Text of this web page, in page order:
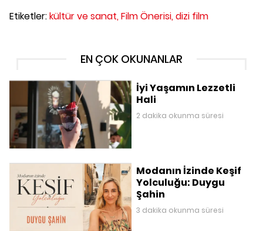
Etiketler:kültür ve sanat,Film Önerisi,dizi film
EN ÇOK OKUNANLAR
İyi Yaşamın Lezzetli
Hali
2 dakika okunma süresi
Modanın İzinde Keşif
Yolculuğu: Duygu
Şahin
3 dakika okunma süresi